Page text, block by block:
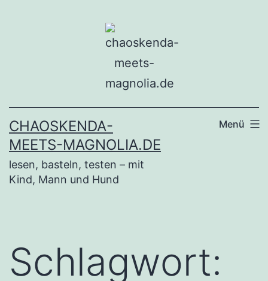
CHAOSKENDA-
MEETS-MAGNOLIA.DE
lesen, basteln, testen – mit
Kind, Mann und Hund
Menü
Schlagwort: